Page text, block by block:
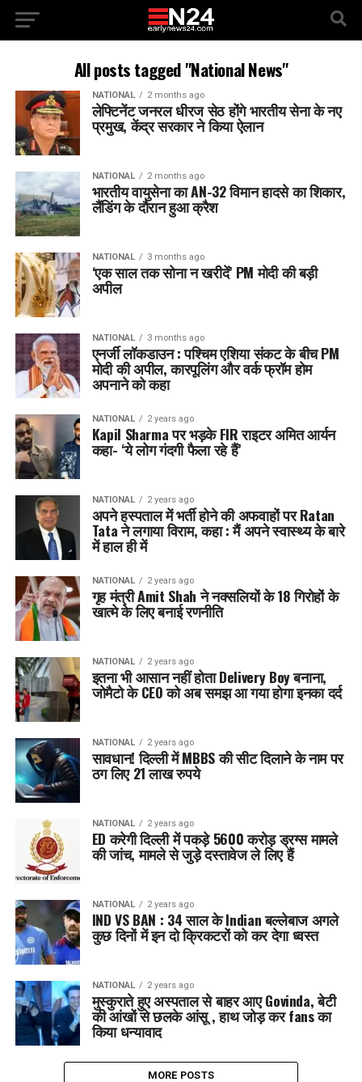
All posts tagged "National News"
NATIONAL 2 months ago
लेफ्टिनेंट जनरल धीरज सेठ होंगे भारतीय सेना के नए
प्रमुख, केंद्र सरकार ने किया ऐलान
NATIONAL 2 months ago
भारतीय वायुसेना का AN-32 विमान हादसे का शिकार,
लैंडिंग के दौरान हुआ क्रैश
NATIONAL 3 months ago
‘एक साल तक सोना न खरीदें’ PM मोदी की बड़ी
अपील
NATIONAL 3 months ago
एनर्जी लॉकडाउन : पश्चिम एशिया संकट के बीच PM
मोदी की अपील, कारपूलिंग और वर्क फ्रॉम होम
अपनाने को कहा
NATIONAL 2 years ago
Kapil Sharma पर भड़के FIR राइटर अमित आर्यन
कहा- ‘ये लोग गंदगी फैला रहे हैं’
NATIONAL 2 years ago
अपने हस्पताल में भर्ती होने की अफवाहों पर Ratan
Tata ने लगाया विराम, कहा : मैं अपने स्वास्थ्य के बारे
में हाल ही में
NATIONAL 2 years ago
गृह मंत्री Amit Shah ने नक्सलियों के 18 गिरोहों के
खात्मे के लिए बनाई रणनीति
NATIONAL 2 years ago
इतना भी आसान नहीं होता Delivery Boy बनाना,
जोमैटो के CEO को अब समझ आ गया होगा इनका दर्द
NATIONAL 2 years ago
सावधान! दिल्ली में MBBS की सीट दिलाने के नाम पर
ठग लिए 21 लाख रुपये
NATIONAL 2 years ago
ED करेगी दिल्ली में पकड़े 5600 करोड़ ड्रग्स मामले
की जांच, मामले से जुड़े दस्तावेज ले लिए हैं
NATIONAL 2 years ago
IND VS BAN : 34 साल के Indian बल्लेबाज अगले
कुछ दिनों में इन दो क्रिकटरों को कर देगा ध्वस्त
NATIONAL 2 years ago
मुस्कुराते हुए अस्पताल से बाहर आए Govinda, बेटी
की आंखों से छलके आंसू , हाथ जोड़ कर fans का
किया धन्यावाद
MORE POSTS